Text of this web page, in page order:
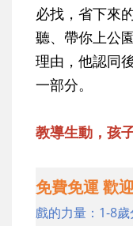
必找，省下來
聽、帶你上公
理由，他認同
一部分。
教導生動，孩
免費免運 歡
戲的力量：1-8歲